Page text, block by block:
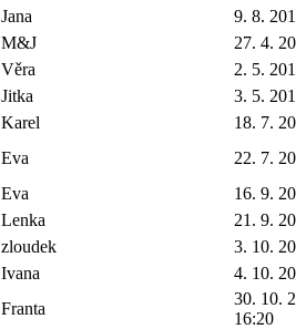
Jana
9. 8.
M&J
27. 4.
Věra
2. 5.
Jitka
3. 5.
Karel
18. 7.
Eva
22. 7.
Eva
16. 9.
Lenka
21. 9.
zloudek
3. 10.
Ivana
4. 10.
Franta
30. 10.
16:20